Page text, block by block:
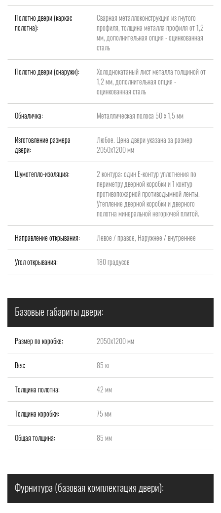
Полотно двери (каркас
полотна):
Сварная металлоконструкция из гнутого
профиля, толщина металла профиля от 1,2
мм, дополнительная опция - оцинкованная
сталь
Полотно двери (снаружи):
Холоднокатаный лист металла толщиной от
1,2 мм, дополнительная опция -
оцинкованная сталь
Обналичка: Металлическая полоса 50 х 1,5 мм
Изготовление размера
двери:
Любое. Цена двери указана за размер
2050х1200 мм
Шумотепло-изоляция:
2 контура: один Е-контур уплотнения по
периметру дверной коробки и 1 контур
противопожарной противодымной ленты.
Утепление дверной коробки и дверного
полотна минеральной негорючей плитой.
Направление открывания: Левое / правое, Наружнее / внутреннее
Угол открывания: 180 градусов
Базовые габариты двери:
Размер по коробке: 2050х1200 мм
Вес: 85 кг
Толщина полотна: 42 мм
Толщина коробки: 75 мм
Общая толщина: 85 мм
Фурнитура (базовая комплектация двери):